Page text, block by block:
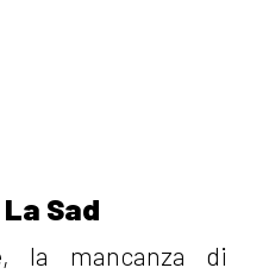
Sad
, la mancanza di